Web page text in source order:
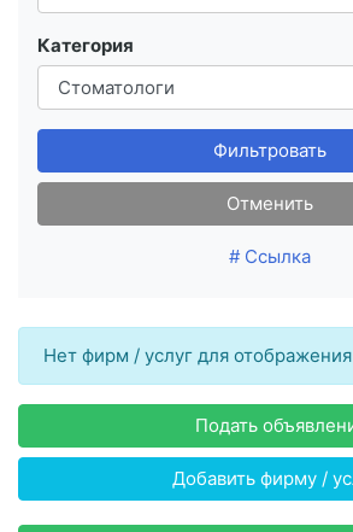
Категория
Фильтровать
Отменить
# Ссылка
Нет фирм / услуг для отображения
Подать
Добавить фирму /